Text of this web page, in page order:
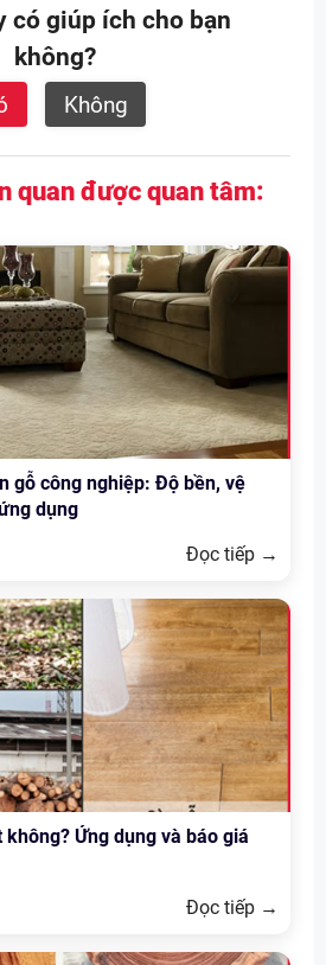
có giúp ích cho bạn
không?
Không
quan được quan tâm:
gỗ công nghiệp: Độ bền, vệ
dụng
Đọc tiếp →
Ứng dụng và báo giá
Đọc tiếp →